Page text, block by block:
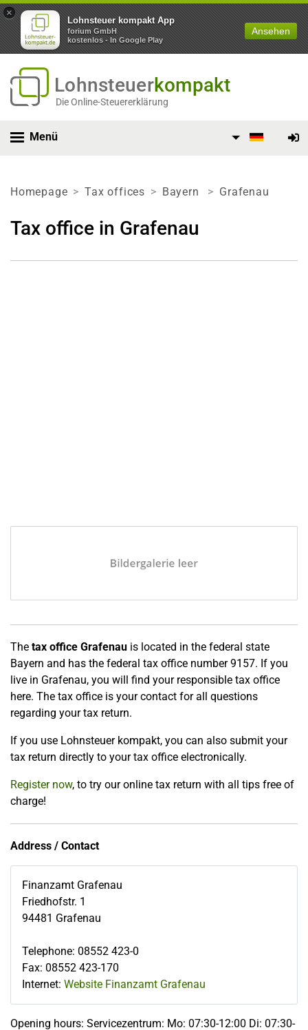
×
Lohnsteuer kompakt App
forium GmbH
kostenlos - In Google Play
Ansehen
Lohnsteuerkompakt
Die Online-Steuererklärung
Menü
Homepage Tax offices Bayern Grafenau
Tax office in Grafenau
The tax office Grafenau is located in the federal state
Bayern and has the federal tax office number 9157. If you
live in Grafenau, you will find your responsible tax office
here. The tax office is your contact for all questions
regarding your tax return.
If you use Lohnsteuer kompakt, you can also submit your
tax return directly to your tax office electronically.
Register now, to try our online tax return with all tips free of
charge!
Address / Contact
Finanzamt Grafenau
Friedhofstr. 1
94481 Grafenau
Telephone: 08552 423-0
Fax: 08552 423-170
Internet: Website Finanzamt Grafenau
Opening hours: Servicezentrum: Mo: 07:30-12:00 Di: 07:30-